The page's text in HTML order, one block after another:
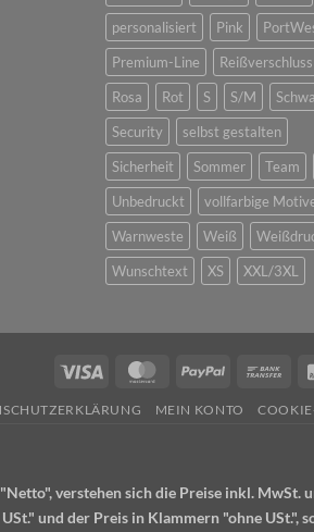
personalisiert
Pink
Premium-Line
Reißverschluss
Rosa
Rot S S/M
Security
selbst gestalten
Sicherheit
Sommer Team
Unbedruckt
vollfarbige
Warnweste
Weiß
Wunschtext
XS XXL/3XL
Visa MasterCardPayPal
MEIN KONTO
verstehen sich die Preise inkl. MwSt.
und der Preis in Klammern "ohne USt.",